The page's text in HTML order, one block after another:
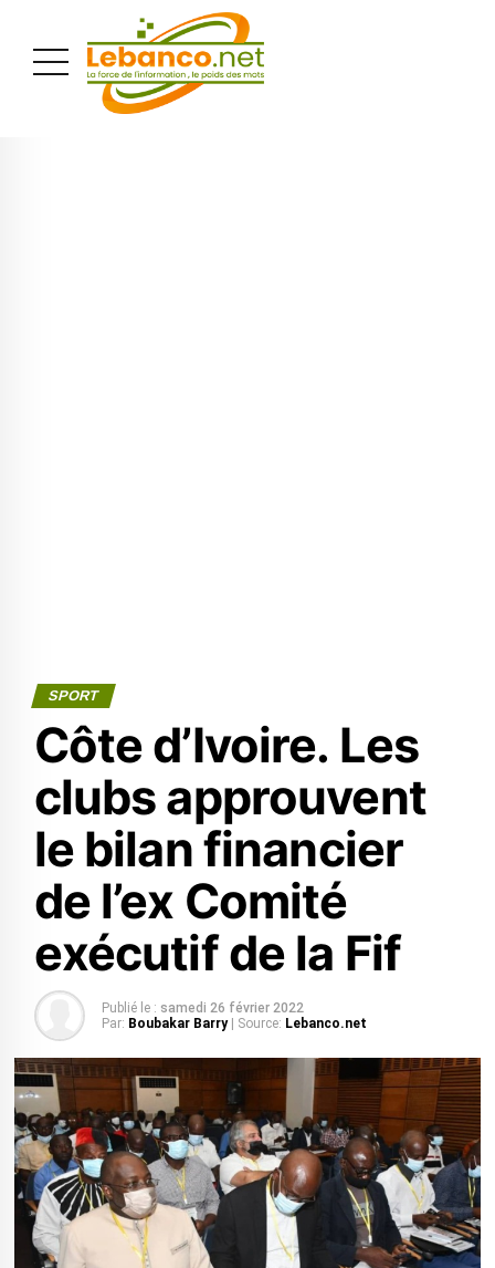
SPORT
Côte d’Ivoire. Les
clubs approuvent
le bilan financier
de l’ex Comité
exécutif de la Fif
Publié le : samedi 26 février 2022
Par: Boubakar Barry | Source: Lebanco.net